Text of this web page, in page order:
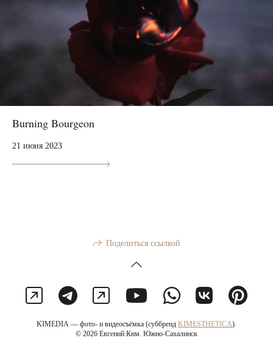
Burning Bourgeon
21 июня 2023
Поделиться ссылкой
KIMEDIA — фото- и видеосъёмка (суббренд KIMESTHETICA).
© 2026 Евгений Ким. Южно-Сахалинск